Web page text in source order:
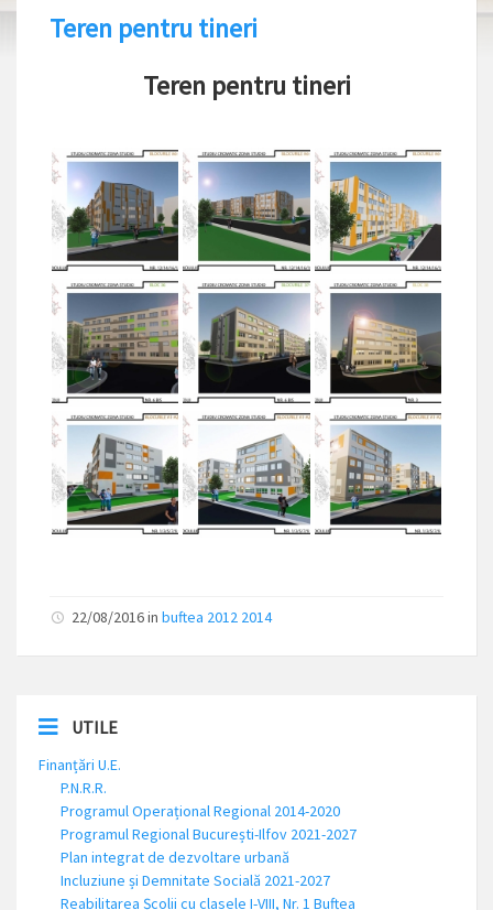
Teren pentru tineri
Teren pentru tineri
22/08/2016in buftea 2012 2014
UTILE
Finanțări U.E.
P.N.R.R.
Programul Operațional Regional 2014-2020
Programul Regional București-Ilfov 2021-2027
Plan integrat de dezvoltare urbană
Incluziune și Demnitate Socială 2021-2027
Reabilitarea Școlii cu clasele I-VIII, Nr. 1 Buftea